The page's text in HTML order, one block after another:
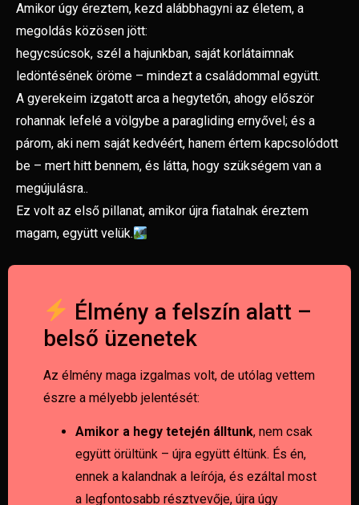
Amikor úgy éreztem, kezd alábbhagyni az életem, a
megoldás közösen jött:
hegycsúcsok, szél a hajunkban, saját korlátaimnak
ledöntésének öröme – mindezt a családommal együtt.
A gyerekeim izgatott arca a hegytetőn, ahogy először
rohannak lefelé a völgybe a paragliding ernyővel; és a
párom, aki nem saját kedvéért, hanem értem kapcsolódott
be – mert hitt bennem, és látta, hogy szükségem van a
megújulásra..
Ez volt az első pillanat, amikor újra fiatalnak éreztem
magam, együtt velük.
Élmény a felszín alatt –
belső üzenetek
Az élmény maga izgalmas volt, de utólag vettem
észre a mélyebb jelentését:
Amikor a hegy tetején álltunk, nem csak
együtt örültünk – újra együtt éltünk. És én,
ennek a kalandnak a leírója, és ezáltal most
a legfontosabb résztvevője, újra úgy